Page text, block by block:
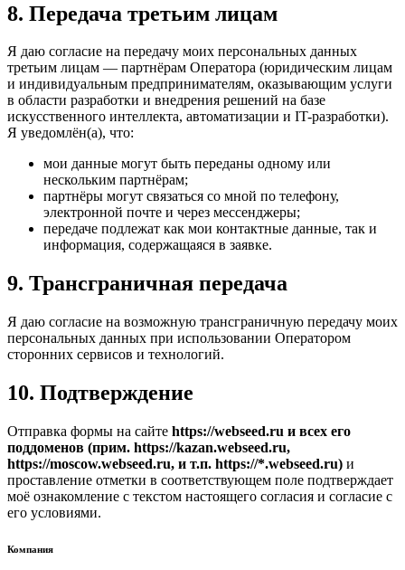
8. Передача третьим лицам
Я даю согласие на передачу моих персональных данных
третьим лицам — партнёрам Оператора (юридическим лицам
и индивидуальным предпринимателям, оказывающим услуги
в области разработки и внедрения решений на базе
искусственного интеллекта, автоматизации и IT-разработки).
Я уведомлён(а), что:
мои данные могут быть переданы одному или
нескольким партнёрам;
партнёры могут связаться со мной по телефону,
электронной почте и через мессенджеры;
передаче подлежат как мои контактные данные, так и
информация, содержащаяся в заявке.
9. Трансграничная передача
Я даю согласие на возможную трансграничную передачу моих
персональных данных при использовании Оператором
сторонних сервисов и технологий.
10. Подтверждение
Отправка формы на сайте https://webseed.ru и всех его
поддоменов (прим. https://kazan.webseed.ru,
https://moscow.webseed.ru, и т.п. https://*.webseed.ru) и
проставление отметки в соответствующем поле подтверждает
моё ознакомление с текстом настоящего согласия и согласие с
его условиями.
Компания